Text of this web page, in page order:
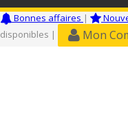
Bonnes affaires |
disponibles |
Mon